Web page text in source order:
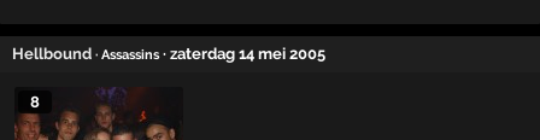
Hellbound · Assassins · zaterdag 14 mei 2005
8